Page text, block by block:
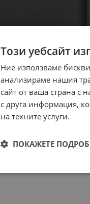
Този уебсайт
Ние използваме
анализираме нашия
сайт от ваша страна с
с друга информация,
на техните услуги.
ПОКАЖЕТЕ